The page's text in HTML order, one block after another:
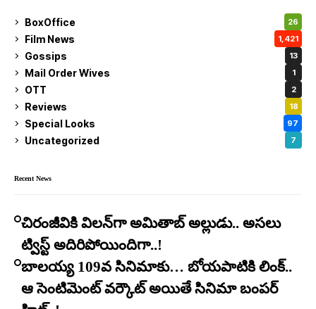
BoxOffice 26
Film News 1,421
Gossips 13
Mail Order Wives 1
OTT 2
Reviews 18
Special Looks 97
Uncategorized 7
Recent News
చిరంజీవికి విలన్‌గా అమితాబ్ అల్లుడు.. అసలు
ట్విస్ట్ అదిరిపోయిందిగా..!
బాలయ్య 109వ సినిమాకు… బోయపాటికి లింక్..
ఆ సెంటిమెంట్ వర్కౌట్ అయితే సినిమా బంపర్